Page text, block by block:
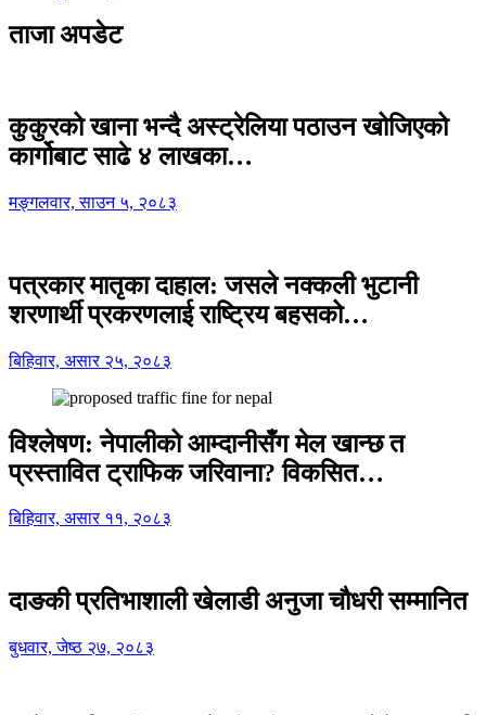
ताजा अपडेट
कुकुरको खाना भन्दै अस्ट्रेलिया पठाउन खोजिएको
कार्गोबाट साढे ४ लाखका…
मङ्गलवार, साउन ५, २०८३
पत्रकार मातृका दाहाल: जसले नक्कली भुटानी
शरणार्थी प्रकरणलाई राष्ट्रिय बहसको…
बिहिवार, असार २५, २०८३
विश्लेषण: नेपालीको आम्दानीसँग मेल खान्छ त
प्रस्तावित ट्राफिक जरिवाना? विकसित…
बिहिवार, असार ११, २०८३
दाङकी प्रतिभाशाली खेलाडी अनुजा चौधरी सम्मानित
बुधवार, जेष्ठ २७, २०८३